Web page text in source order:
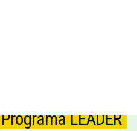
Programa LEADER